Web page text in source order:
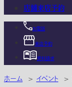
店舗来店予約
お電話
来店予約
資料請求
ホーム > イベント >